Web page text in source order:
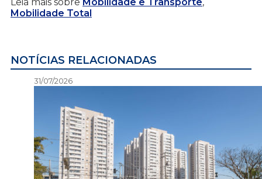
Mobilidade Total
NOTÍCIAS RELACIONADAS
31/07/2026